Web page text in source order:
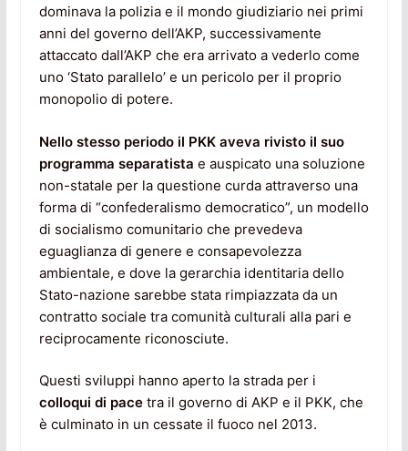
dominava la polizia e il mondo giudiziario nei primi
anni del governo dell’AKP, successivamente
attaccato dall’AKP che era arrivato a vederlo come
uno ‘Stato parallelo’ e un pericolo per il proprio
monopolio di potere.
Nello stesso periodo il PKK aveva rivisto il suo
programma separatista e auspicato una soluzione
non-statale per la questione curda attraverso una
forma di “confederalismo democratico”, un modello
di socialismo comunitario che prevedeva
eguaglianza di genere e consapevolezza
ambientale, e dove la gerarchia identitaria dello
Stato-nazione sarebbe stata rimpiazzata da un
contratto sociale tra comunità culturali alla pari e
reciprocamente riconosciute.
Questi sviluppi hanno aperto la strada per i
colloqui di pacetra il governo di AKP e il PKK, che
è culminato in un cessate il fuoco nel 2013.